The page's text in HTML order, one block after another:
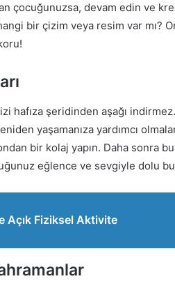
çocuğunuzsa, devam edin ve
bir çizim veya resim var mı?
hafıza şeridinden aşağı
yaşamanıza yardımcı
bir kolaj yapın. Daha sonra
eğlence ve sevgiyle dolu
Açık Fiziksel Aktivite